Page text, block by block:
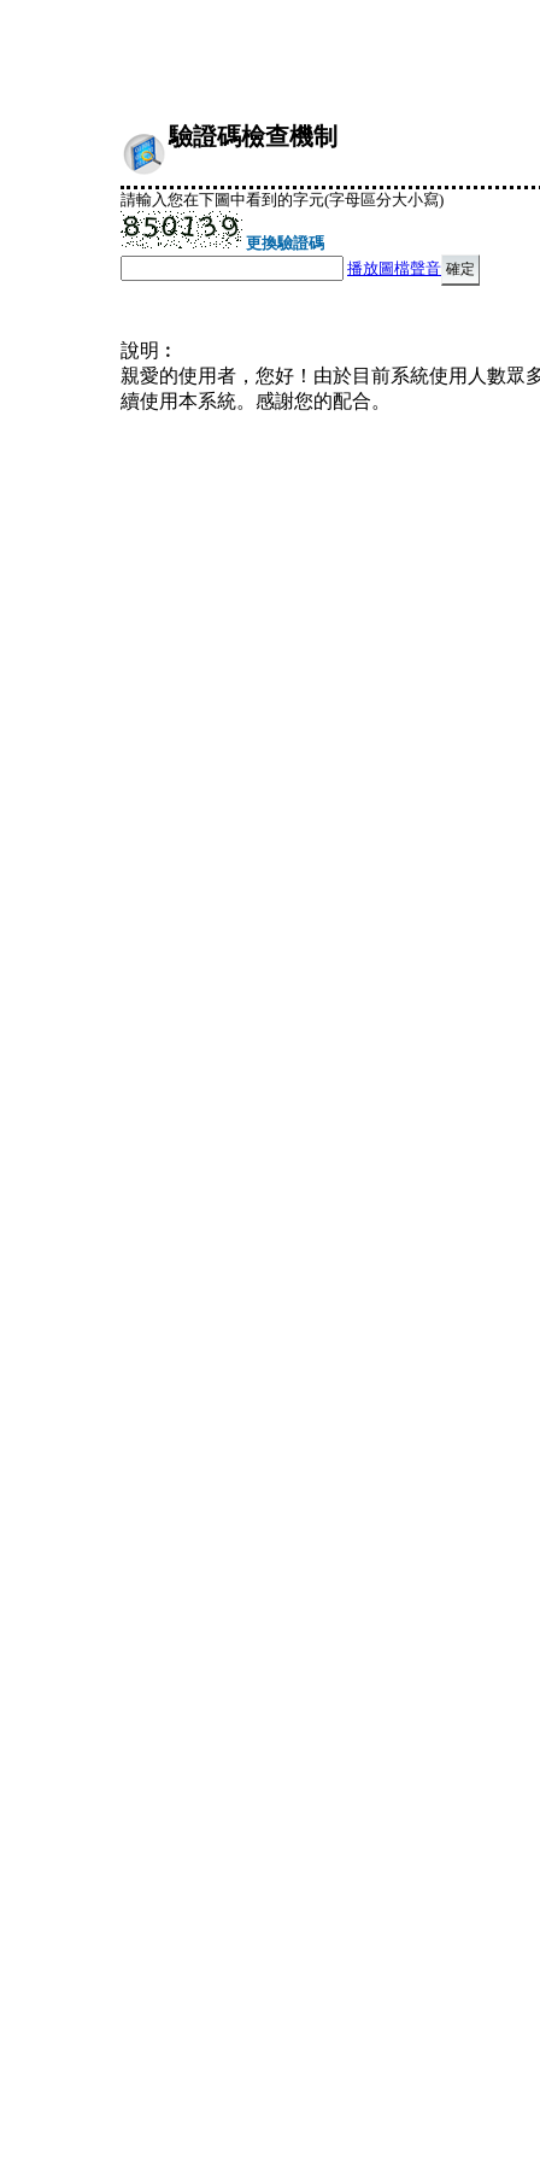
驗證碼檢查機制
請輸入您在下圖中看到的字元(字母區分大小寫)
更換驗證碼
播放圖檔聲音
說明︰
親愛的使用者，您好！由於目前系統使用人數眾
續使用本系統。感謝您的配合。